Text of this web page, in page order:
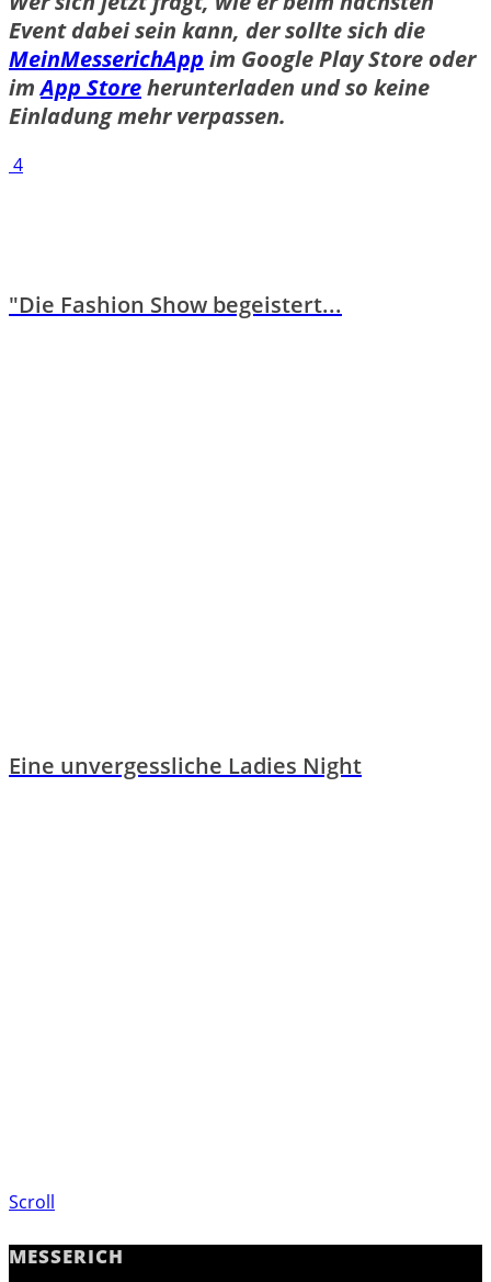
Event dabei sein kann, der sollte sich die
MeinMesserichApp im Google Play Store oder
imApp Storeherunterladen und so keine
Einladung mehr verpassen.
4
"Die Fashion Show begeistert...
Eine unvergessliche Ladies Night
Scroll
MESSERICH